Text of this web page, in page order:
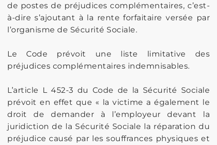
de postes de préjudices complémentaires, c’est-
à-dire s’ajoutant à la rente forfaitaire versée par
l’organisme de Sécurité Sociale.
Le Code prévoit une liste limitative des
préjudices complémentaires indemnisables.
L’article L 452-3 du Code de la Sécurité Sociale
prévoit en effet que « la victime a également le
droit de demander à l’employeur devant la
juridiction de la Sécurité Sociale la réparation du
préjudice causé par les souffrances physiques et